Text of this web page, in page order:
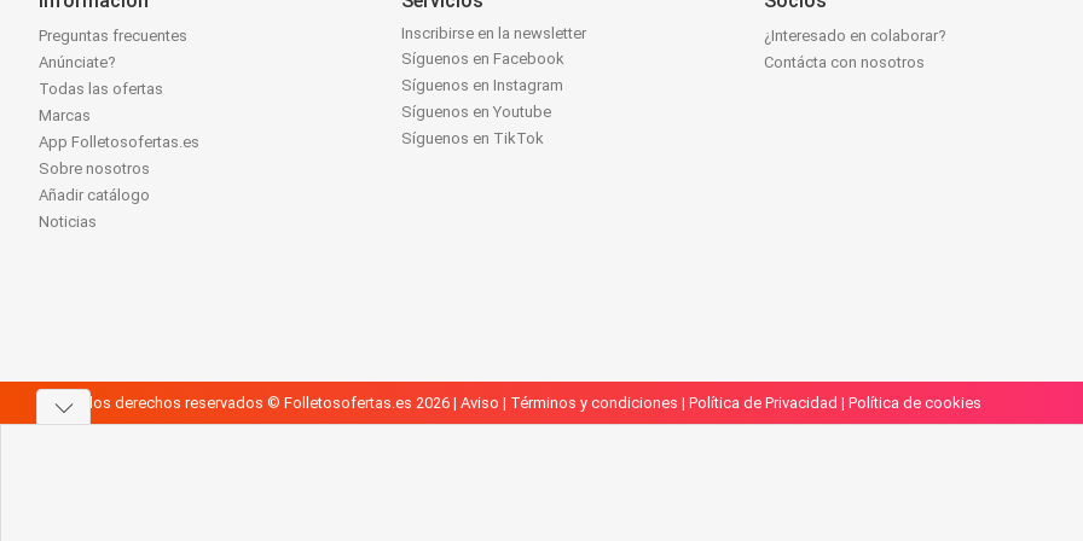
Preguntas frecuentes
Anúnciate?
Todas las ofertas
Marcas
App Folletosofertas.es
Sobre nosotros
Añadir catálogo
Noticias
Inscribirse en la newsletter
Síguenos en Facebook
Síguenos en Instagram
Síguenos en Youtube
Síguenos en TikTok
¿Interesado en colaborar?
Contácta con nosotros
Todos los derechos reservados © Folletosofertas.es 2026 | Aviso | Términos y condiciones | Política de Privacidad | Política de cookies